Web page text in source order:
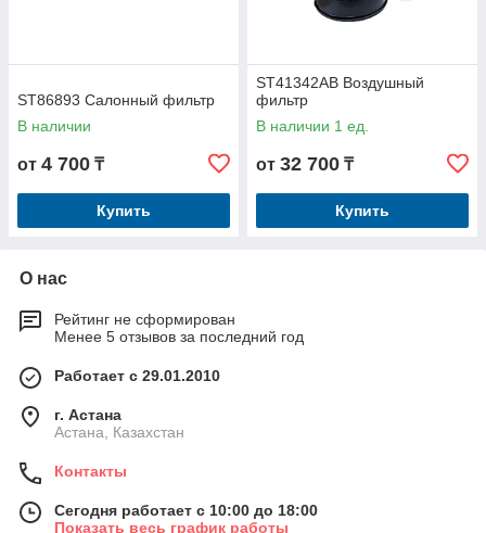
ST86893 Салонный фильтр
В наличии
от 4 700 ₸
Купить
ST41342AB Воздушный
фильтр
В наличии 1 ед.
от 32 700 ₸
Купить
О нас
Рейтинг не сформирован
Менее 5 отзывов за последний год
Работает с 29.01.2010
г. Астана
Астана, Казахстан
Контакты
Сегодня работает с 10:00 до 18:00
Показать весь график работы